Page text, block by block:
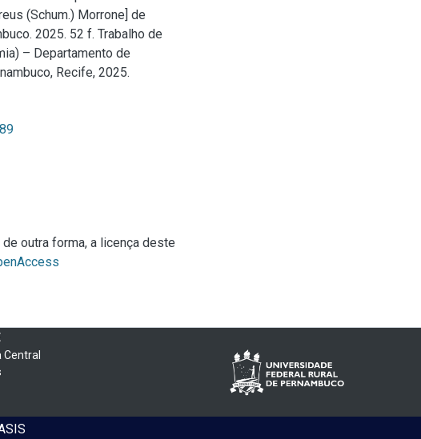
(Schum.) Morrone] de
2025. 52 f. Trabalho de
– Departamento de
Recife, 2025.
outra forma, a licença deste